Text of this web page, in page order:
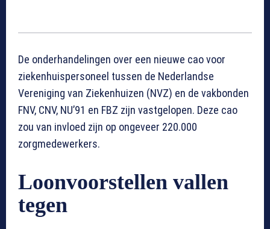
De onderhandelingen over een nieuwe cao voor
ziekenhuispersoneel tussen de Nederlandse
Vereniging van Ziekenhuizen (NVZ) en de vakbonden
FNV, CNV, NU’91 en FBZ zijn vastgelopen. Deze cao
zou van invloed zijn op ongeveer 220.000
zorgmedewerkers.
Loonvoorstellen vallen
tegen